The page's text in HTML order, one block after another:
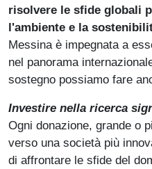
risolvere le sfide globali
l'ambiente e la
Messina è impegnata a
nel panorama
sostegno possiamo fare
Investire nella ricerca
Ogni donazione, grande o
verso una società più
di affrontare le sfide del